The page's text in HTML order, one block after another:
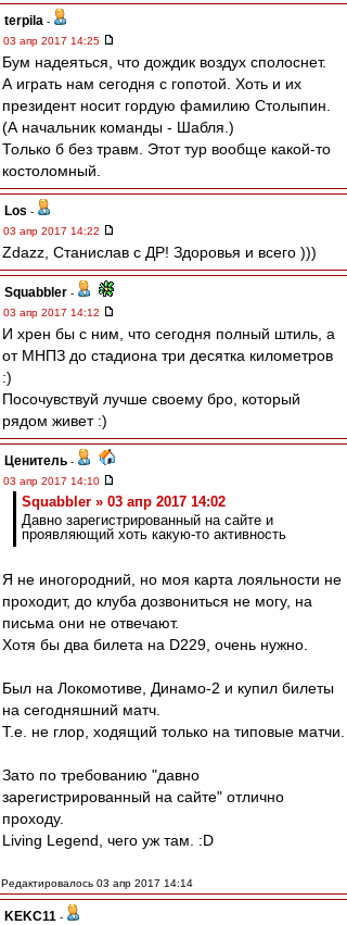
terpila -
03 апр 2017 14:25
Бум надеяться, что дождик воздух сполоснет.
А играть нам сегодня с гопотой. Хоть и их
президент носит гордую фамилию Столыпин.
(А начальник команды - Шабля.)
Только б без травм. Этот тур вообще какой-то
костоломный.
Los -
03 апр 2017 14:22
Zdazz, Станислав с ДР! Здоровья и всего )))
Squabbler -
03 апр 2017 14:12
И хрен бы с ним, что сегодня полный штиль, а
от МНПЗ до стадиона три десятка километров
:)
Посочувствуй лучше своему бро, который
рядом живет :)
Ценитель -
03 апр 2017 14:10
Squabbler » 03 апр 2017 14:02
Давно зарегистрированный на сайте и
проявляющий хоть какую-то активность
Я не иногородний, но моя карта лояльности не
проходит, до клуба дозвониться не могу, на
письма они не отвечают.
Хотя бы два билета на D229, очень нужно.
Был на Локомотиве, Динамо-2 и купил билеты
на сегодняшний матч.
Т.е. не глор, ходящий только на типовые матчи.
Зато по требованию "давно
зарегистрированный на сайте" отлично
проходу.
Living Legend, чего уж там. :D
Редактировалось 03 апр 2017 14:14
KEKC11 -